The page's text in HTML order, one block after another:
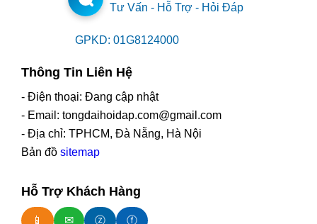
Tư Vấn - Hỗ Trợ - Hỏi Đáp
GPKD: 01G8124000
Thông Tin Liên Hệ
- Điện thoại: Đang cập nhật
- Email: tongdaihoidap.com@gmail.com
- Địa chỉ: TPHCM, Đà Nẵng, Hà Nội
Bản đồ sitemap
Hỗ Trợ Khách Hàng
📱 ✉ ⓩ ⓕ